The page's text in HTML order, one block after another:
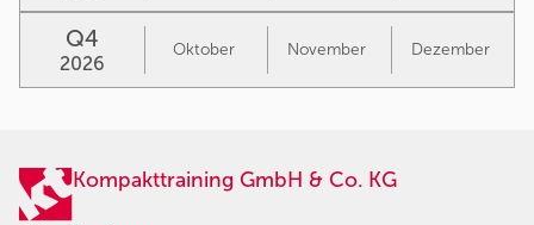
Q4
2026
Oktober November Dezember
Kompakttraining GmbH & Co. KG